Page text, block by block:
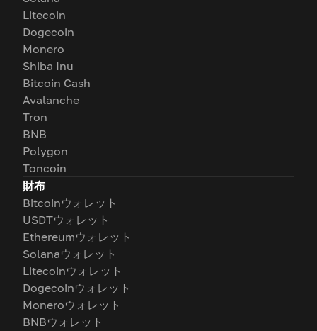
Litecoin
Dogecoin
Monero
Shiba Inu
Bitcoin Cash
Avalanche
Tron
BNB
Polygon
Toncoin
財布
Bitcoinウォレット
USDTウォレット
Ethereumウォレット
Solanaウォレット
Litecoinウォレット
Dogecoinウォレット
Moneroウォレット
BNBウォレット